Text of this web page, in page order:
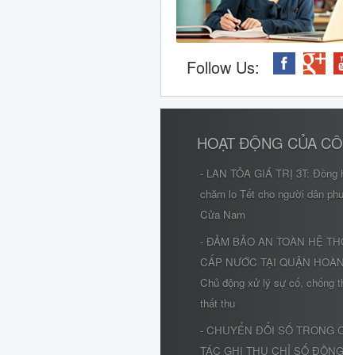
Follow Us:
HOẠT ĐỘNG CỦA
- LAN TỎA GIÁ TRỊ 3T: Đồng
chăm lo Tết cho người dân
Cửa Nam
- ĐẢM BẢO AN TOÀN HỆ
CẤP NƯỚC TẠI QUẬN
Chủ động xử lý sự cố, chống
thất thu
- CHUYỂN ĐỔI SỐ TRONG
TÁC GHI THU CHỈ SỐ